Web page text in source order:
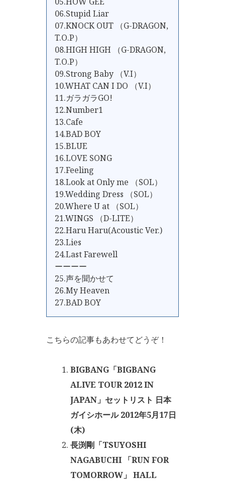
06.Stupid Liar
07.KNOCK OUT （G-DRAGON,
T.O.P）
08.HIGH HIGH （G-DRAGON,
T.O.P）
09.Strong Baby （V.I）
10.WHAT CAN I DO （V.I）
11.ガラガラGO!
12.Number1
13.Cafe
14.BAD BOY
15.BLUE
16.LOVE SONG
17.Feeling
18.Look at Only me （SOL）
19.Wedding Dress （SOL）
20.Where U at （SOL）
21.WINGS （D-LITE）
22.Haru Haru(Acoustic Ver.)
23.Lies
24.Last Farewell
ーーーー
25.声を聞かせて
26.My Heaven
27.BAD BOY
こちらの記事もあわせてどうぞ！
BIGBANG「BIGBANG
ALIVE TOUR 2012 IN
JAPAN」セットリスト 日本
ガイシホール 2012年5月17日
(木)
長渕剛「TSUYOSHI
NAGABUCHI 「RUN FOR
TOMORROW」 HALL